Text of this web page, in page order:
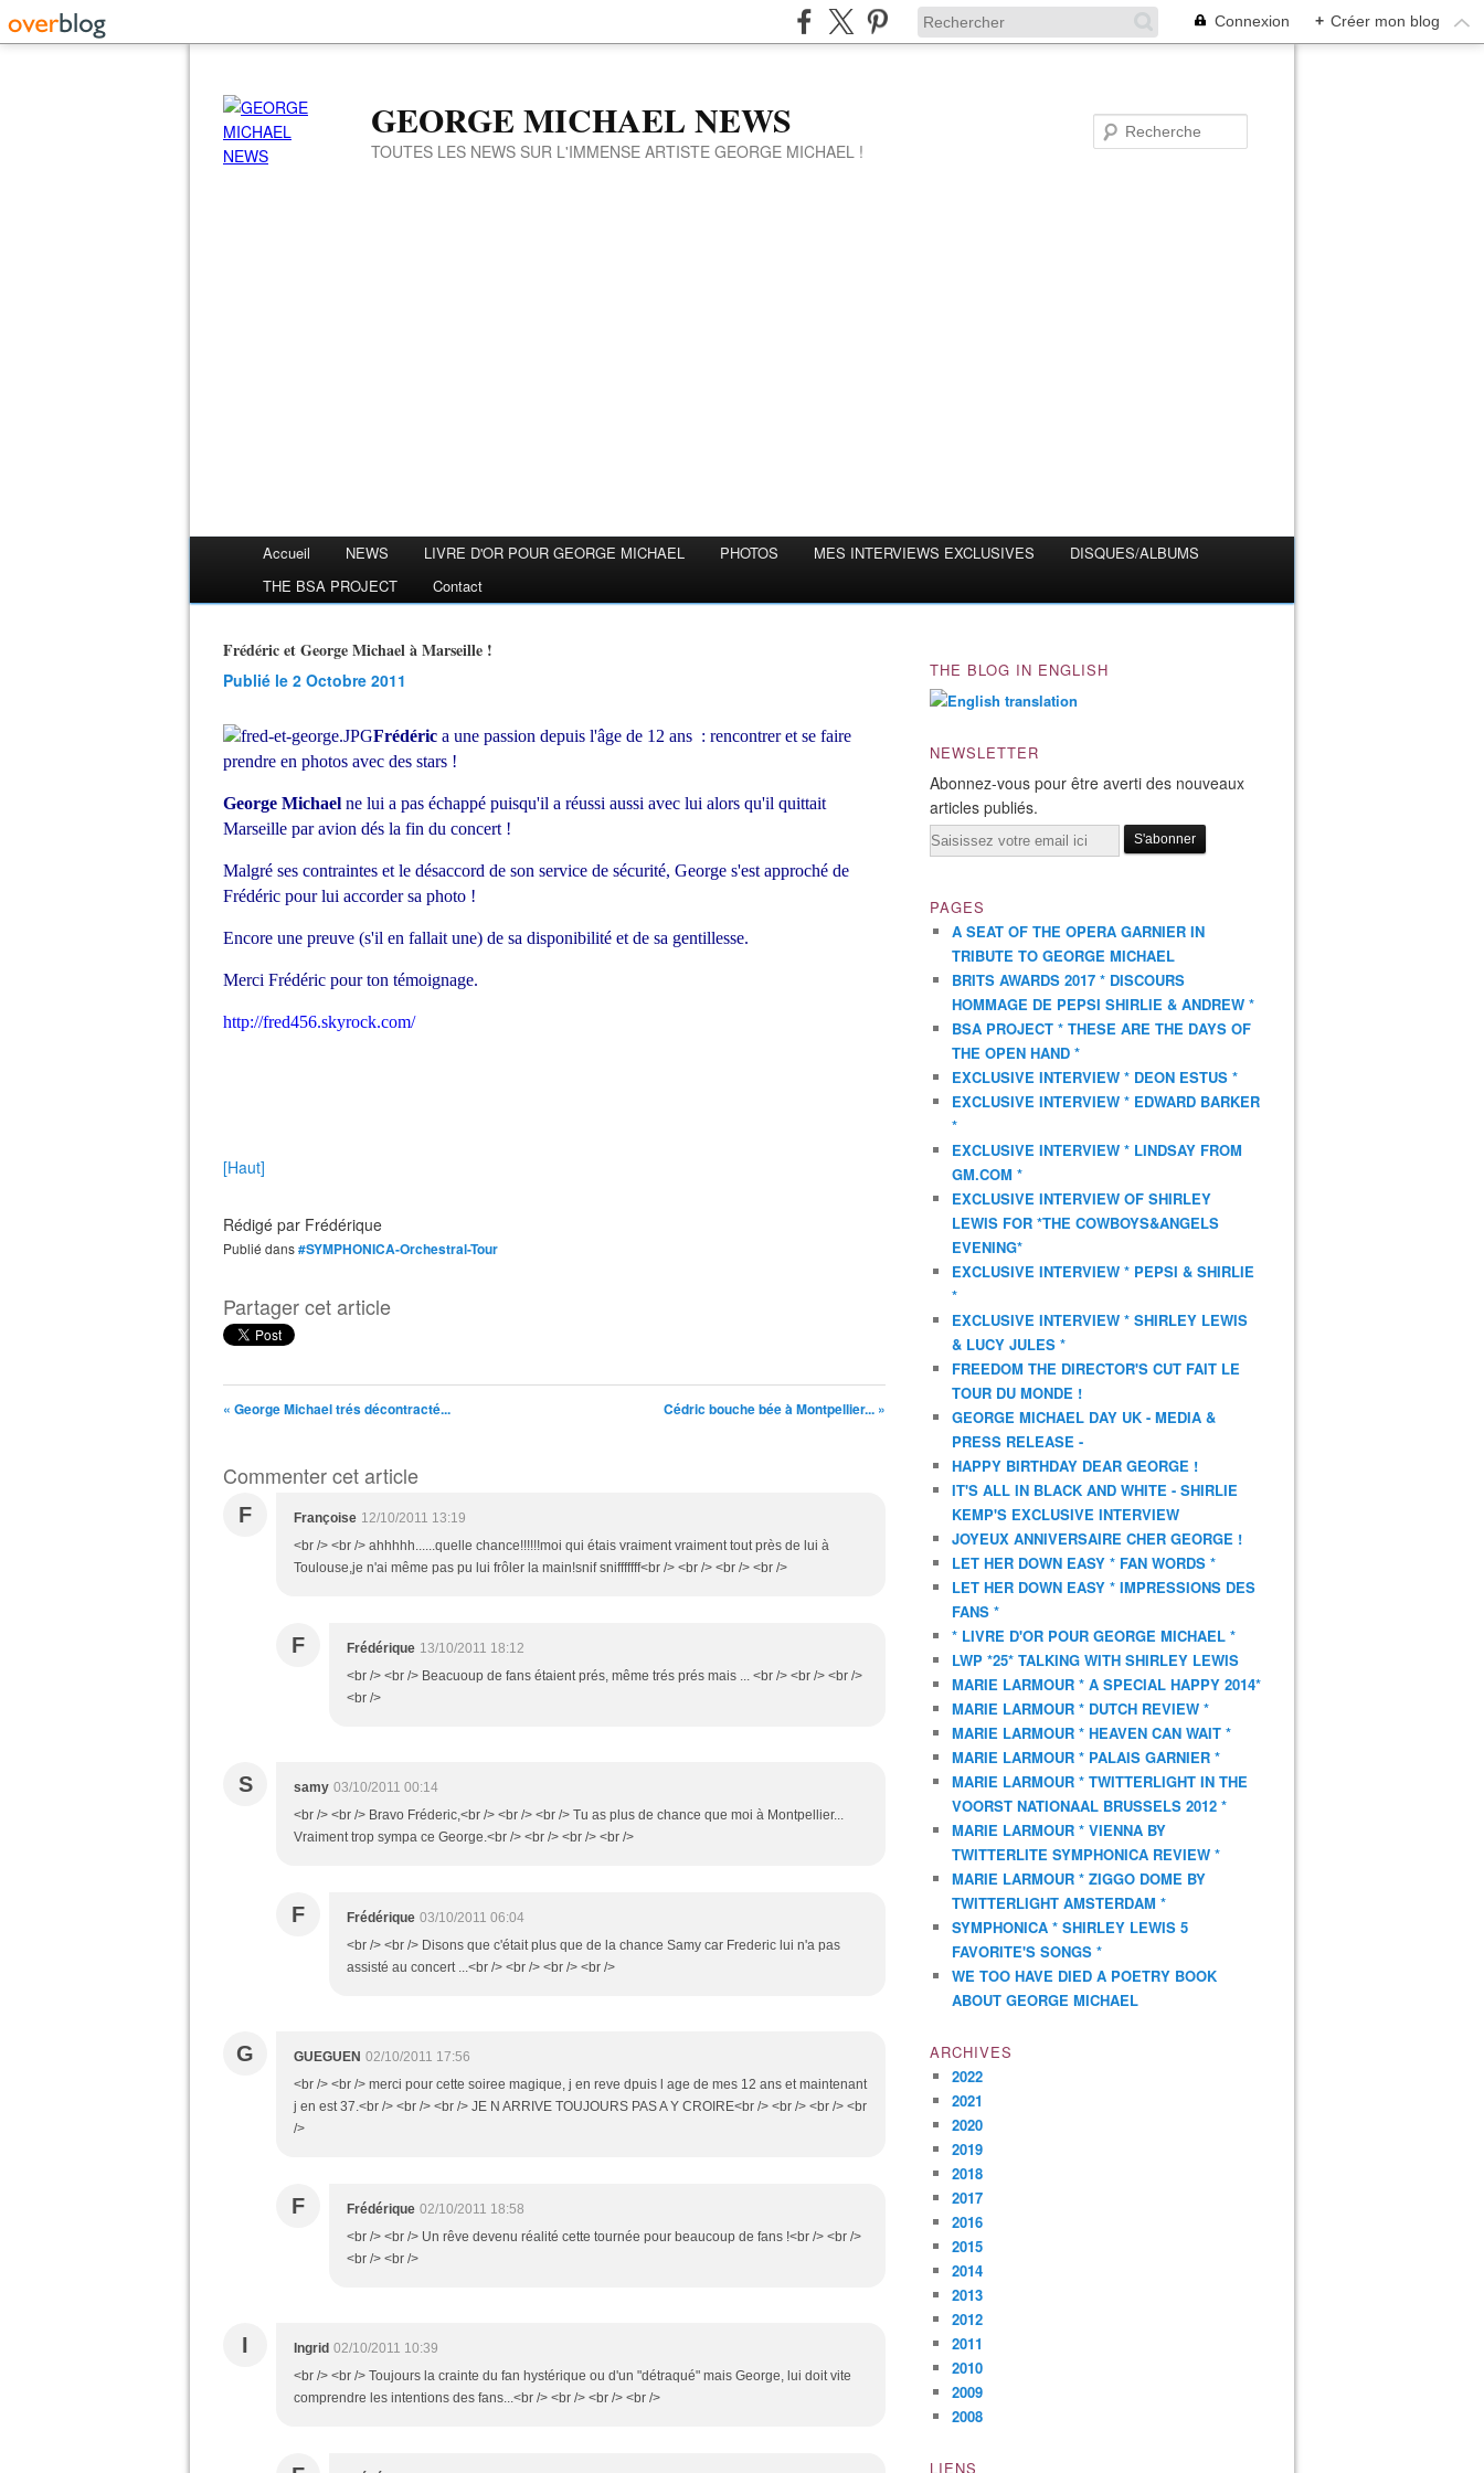
Connexion + Créer mon blog
GEORGE MICHAEL NEWS
TOUTES LES NEWS SUR L'IMMENSE ARTISTE GEORGE MICHAEL !
Accueil NEWS LIVRE D'OR POUR GEORGE MICHAEL PHOTOS MES INTERVIEWS EXCLUSIVES
DISQUES/ALBUMS
THE BSA PROJECT
Contact
Frédéric et George Michael à Marseille !
Publié le 2 Octobre 2011
Frédéric a une passion depuis l'âge de 12 ans : rencontrer et se faire
prendre en photos avec des stars !
George Michael ne lui a pas échappé puisqu'il a réussi aussi avec lui alors qu'il quittait
Marseille par avion dés la fin du concert !
Malgré ses contraintes et le désaccord de son service de sécurité, George s'est approché de
Frédéric pour lui accorder sa photo !
Encore une preuve (s'il en fallait une) de sa disponibilité et de sa gentillesse.
Merci Frédéric pour ton témoignage.
http://fred456.skyrock.com/
[Haut]
Rédigé par Frédérique
Publié dans#SYMPHONICA-Orchestral-Tour
Partager cet article
« George Michael trés décontracté... Cédric bouche bée à Montpellier... »
Commenter cet article
F Françoise 12/10/2011 13:19
<br /> <br /> ahhhhh......quelle chance!!!!!!moi qui étais vraiment vraiment tout près de lui à
Toulouse,je n'ai même pas pu lui frôler la main!snif snifffffff<br /> <br /> <br /> <br />
F Frédérique 13/10/2011 18:12
<br /> <br /> Beacuoup de fans étaient prés, même trés prés mais ... <br /> <br /> <br />
<br />
S samy 03/10/2011 00:14
<br /> <br /> Bravo Fréderic,<br /> <br /> <br /> Tu as plus de chance que moi à Montpellier...
Vraiment trop sympa ce George.<br /> <br /> <br /> <br />
F Frédérique 03/10/2011 06:04
<br /> <br /> Disons que c'était plus que de la chance Samy car Frederic lui n'a pas
assisté au concert ...<br /> <br /> <br /> <br />
G GUEGUEN 02/10/2011 17:56
<br /> <br /> merci pour cette soiree magique, j en reve dpuis l age de mes 12 ans et maintenant
j en est 37.<br /> <br /> <br /> JE N ARRIVE TOUJOURS PAS A Y CROIRE<br /> <br /> <br /> <br
/>
F Frédérique 02/10/2011 18:58
<br /> <br /> Un rêve devenu réalité cette tournée pour beaucoup de fans !<br /> <br />
<br /> <br />
I Ingrid 02/10/2011 10:39
<br /> <br /> Toujours la crainte du fan hystérique ou d'un "détraqué" mais George, lui doit vite
comprendre les intentions des fans...<br /> <br /> <br /> <br />
THE BLOG IN ENGLISH
NEWSLETTER
Abonnez-vous pour être averti des nouveaux
articles publiés.
Email
PAGES
A SEAT OF THE OPERA GARNIER IN
TRIBUTE TO GEORGE MICHAEL
BRITS AWARDS 2017 * DISCOURS
HOMMAGE DE PEPSI SHIRLIE & ANDREW *
BSA PROJECT * THESE ARE THE DAYS OF
THE OPEN HAND *
EXCLUSIVE INTERVIEW * DEON ESTUS *
EXCLUSIVE INTERVIEW * EDWARD BARKER
*
EXCLUSIVE INTERVIEW * LINDSAY FROM
GM.COM *
EXCLUSIVE INTERVIEW OF SHIRLEY
LEWIS FOR *THE COWBOYS&ANGELS
EVENING*
EXCLUSIVE INTERVIEW * PEPSI & SHIRLIE
*
EXCLUSIVE INTERVIEW * SHIRLEY LEWIS
& LUCY JULES *
FREEDOM THE DIRECTOR'S CUT FAIT LE
TOUR DU MONDE !
GEORGE MICHAEL DAY UK - MEDIA &
PRESS RELEASE -
HAPPY BIRTHDAY DEAR GEORGE !
IT'S ALL IN BLACK AND WHITE - SHIRLIE
KEMP'S EXCLUSIVE INTERVIEW
JOYEUX ANNIVERSAIRE CHER GEORGE !
LET HER DOWN EASY * FAN WORDS *
LET HER DOWN EASY * IMPRESSIONS DES
FANS *
* LIVRE D'OR POUR GEORGE MICHAEL *
LWP *25* TALKING WITH SHIRLEY LEWIS
MARIE LARMOUR * A SPECIAL HAPPY 2014*
MARIE LARMOUR * DUTCH REVIEW *
MARIE LARMOUR * HEAVEN CAN WAIT *
MARIE LARMOUR * PALAIS GARNIER *
MARIE LARMOUR * TWITTERLIGHT IN THE
VOORST NATIONAAL BRUSSELS 2012 *
MARIE LARMOUR * VIENNA BY
TWITTERLITE SYMPHONICA REVIEW *
MARIE LARMOUR * ZIGGO DOME BY
TWITTERLIGHT AMSTERDAM *
SYMPHONICA * SHIRLEY LEWIS 5
FAVORITE'S SONGS *
WE TOO HAVE DIED A POETRY BOOK
ABOUT GEORGE MICHAEL
ARCHIVES
2022
2021
2020
2019
2018
2017
2016
2015
2014
2013
2012
2011
2010
2009
2008
LIENS